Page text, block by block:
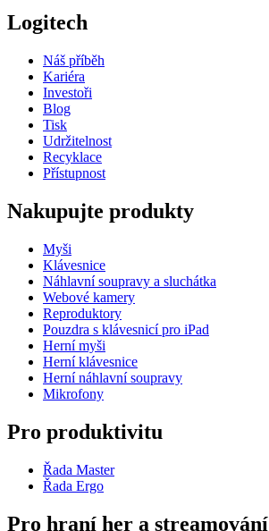
Logitech
Náš příběh
Kariéra
Investoři
Blog
Tisk
Udržitelnost
Recyklace
Přístupnost
Nakupujte produkty
Myši
Klávesnice
Náhlavní soupravy a sluchátka
Webové kamery
Reproduktory
Pouzdra s klávesnicí pro iPad
Herní myši
Herní klávesnice
Herní náhlavní soupravy
Mikrofony
Pro produktivitu
Řada Master
Řada Ergo
Pro hraní her a streamování